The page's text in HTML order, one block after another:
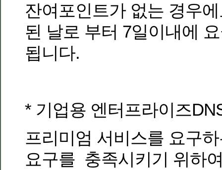
잔여포인트가 없는 경우
된 날로 부터 7일이내에
됩니다.
* 기업용 엔터프라이즈
프리미엄 서비스를 요구
요구를 충족시키기 위하